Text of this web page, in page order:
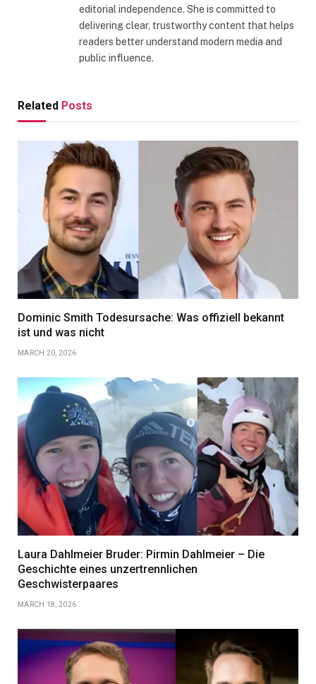
editorial independence. She is committed to
delivering clear, trustworthy content that helps
readers better understand modern media and
public influence.
Related Posts
Dominic Smith Todesursache: Was offiziell bekannt
ist und was nicht
MARCH 20, 2026
Laura Dahlmeier Bruder: Pirmin Dahlmeier – Die
Geschichte eines unzertrennlichen
Geschwisterpaares
MARCH 18, 2026